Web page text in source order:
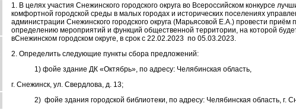
1. В целях участия Снежинского городского округа во Всероссийском конкурсе
комфортной городской среды в малых городах и исторических поселениях
администрации Снежинского городского округа (Марьясовой Е.А.) провести
определению мероприятий и функций общественной территории, на которой
вСнежинском городском округе, в срок с 22.02.2023 по 05.03.2023.
2. Определить следующие пункты сбора предложений:
1) фойе здание ДК «Октябрь», по адресу: Челябинская область,
г. Снежинск, ул. Свердлова, д. 13;
2) фойе здания городской библиотеки, по адресу: Челябинская область, г.